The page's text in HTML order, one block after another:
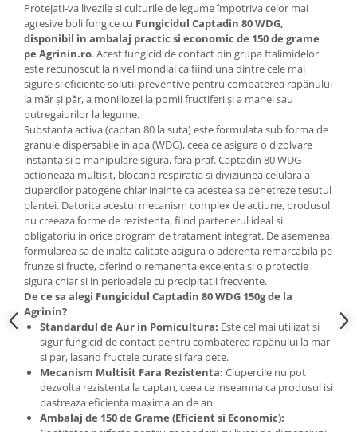
Ingrasaminte plante - FLORI - GEL
Casa, Gradina
Accesorii agricole
Accesorii gard electric
Accesorii irigat
Araci/ Suporti plante
Candele / Rezerve / Lumanari
Carabine/ carlige
Diverse casa si gradina
Diverse depozitare
Echipament protectie gradina
Fir/Ata de legat
Foarfeci
Furtun / banda / tub
Motofierastrau / Drujba
Pila motofierastrau / drujba
Plantator
Protejati-va livezile si culturile de legume împotriva celor mai
agresive boli fungice cu Fungicidul Captadin 80 WDG,
disponibil in ambalaj practic si economic de 150 de grame
pe Agrinin.ro. Acest fungicid de contact din grupa ftalimidelor
este recunoscut la nivel mondial ca fiind una dintre cele mai
sigure si eficiente solutii preventive pentru combaterea rapănului
la măr și păr, a moniliozei la pomii fructiferi și a manei sau
putregaiurilor la legume.
Substanta activa (captan 80 la suta) este formulata sub forma de
granule dispersabile in apa (WDG), ceea ce asigura o dizolvare
instanta si o manipulare sigura, fara praf. Captadin 80 WDG
actioneaza multisit, blocand respiratia si diviziunea celulara a
ciupercilor patogene chiar inainte ca acestea sa penetreze tesutul
plantei. Datorita acestui mecanism complex de actiune, produsul
nu creeaza forme de rezistenta, fiind partenerul ideal si
obligatoriu in orice program de tratament integrat. De asemenea,
formularea sa de inalta calitate asigura o aderenta remarcabila pe
frunze si fructe, oferind o remanenta excelenta si o protectie
sigura chiar si in perioadele cu precipitatii frecvente.
De ce sa alegi Fungicidul Captadin 80 WDG 150g de la
Agrinin?
Standardul de Aur in Pomicultura: Este cel mai utilizat si
sigur fungicid de contact pentru combaterea rapănului la mar
si par, lasand fructele curate si fara pete.
Mecanism Multisit Fara Rezistenta: Ciupercile nu pot
dezvolta rezistenta la captan, ceea ce inseamna ca produsul isi
pastreaza eficienta maxima an de an.
Ambalaj de 150 de Grame (Eficient si Economic):